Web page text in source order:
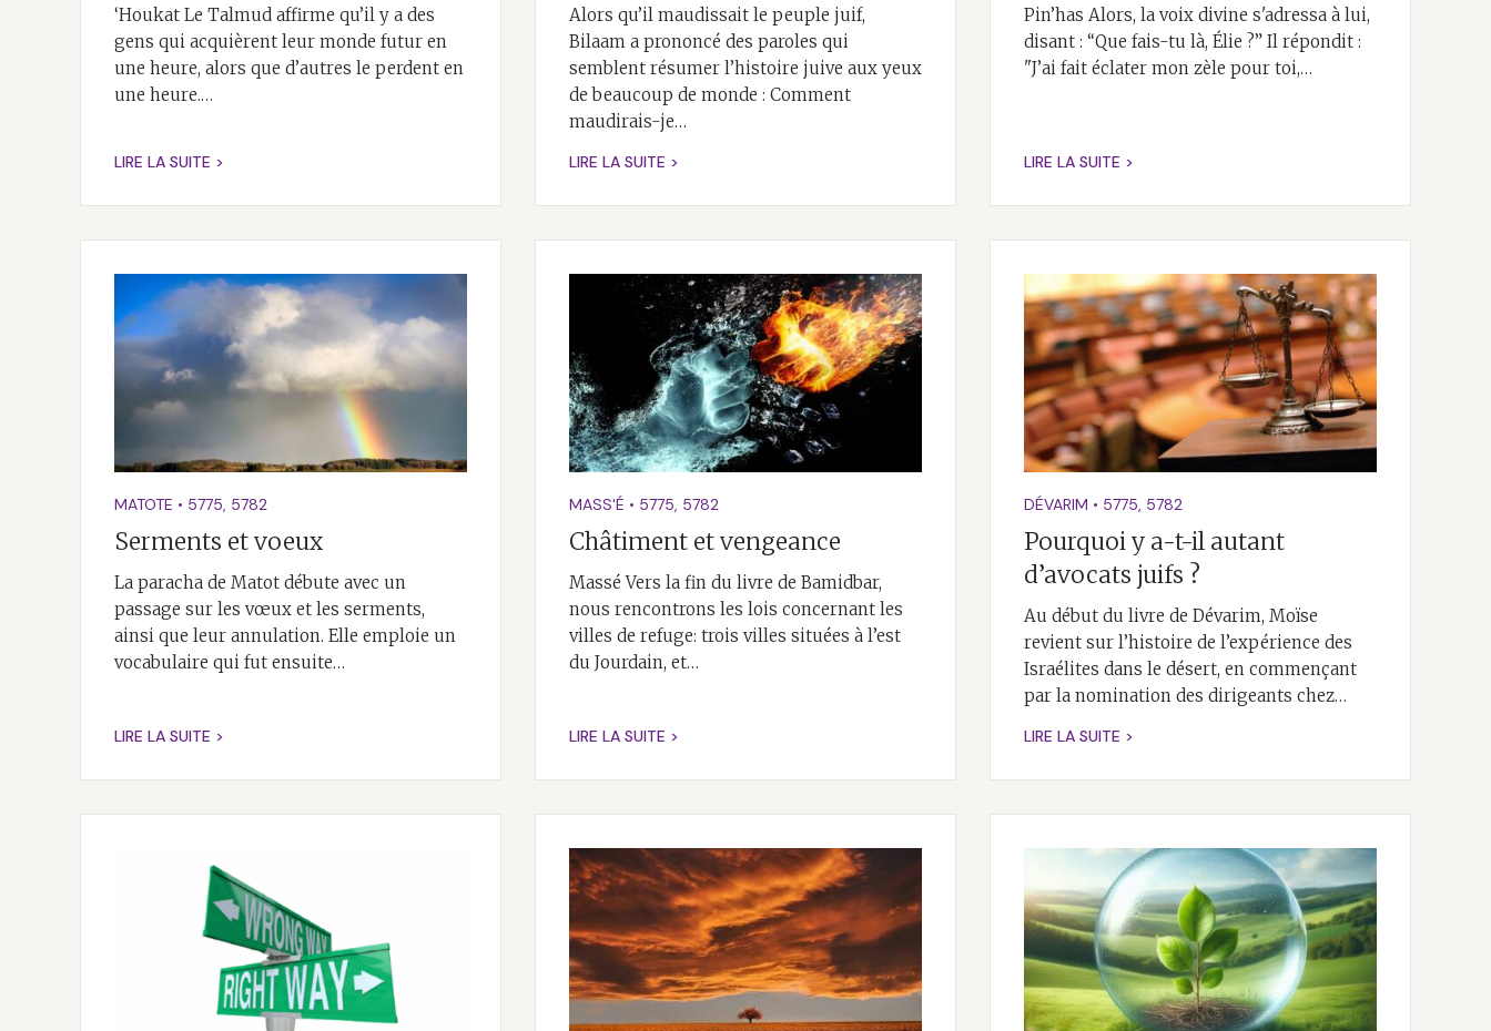
‘Houkat Le Talmud affirme qu’il y a des
gens qui acquièrent leur monde futur en
une heure, alors que d’autres le perdent en
une heure.…
LIRE LA SUITE >
Alors qu’il maudissait le peuple juif,
Bilaam a prononcé des paroles qui
semblent résumer l’histoire juive aux yeux
de beaucoup de monde : Comment
maudirais-je…
LIRE LA SUITE >
Pin’has Alors, la voix divine s'adressa à lui,
disant : “Que fais-tu là, Élie ?” Il répondit :
"J’ai fait éclater mon zèle pour toi,…
LIRE LA SUITE >
MATOTE • 5775, 5782
Serments et voeux
La paracha de Matot débute avec un
passage sur les vœux et les serments,
ainsi que leur annulation. Elle emploie un
vocabulaire qui fut ensuite…
LIRE LA SUITE >
MASS'É • 5775, 5782
Châtiment et vengeance
Massé Vers la fin du livre de Bamidbar,
nous rencontrons les lois concernant les
villes de refuge: trois villes situées à l’est
du Jourdain, et…
LIRE LA SUITE >
DÉVARIM • 5775, 5782
Pourquoi y a-t-il autant
d’avocats juifs ?
Au début du livre de Dévarim, Moïse
revient sur l’histoire de l’expérience des
Israélites dans le désert, en commençant
par la nomination des dirigeants chez…
LIRE LA SUITE >